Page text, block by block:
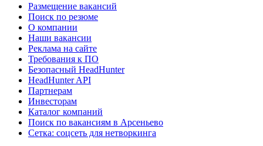
Размещение вакансий
Поиск по резюме
О компании
Наши вакансии
Реклама на сайте
Требования к ПО
Безопасный HeadHunter
HeadHunter API
Партнерам
Инвесторам
Каталог компаний
Поиск по вакансиям в Арсеньево
Сетка: соцсеть для нетворкинга